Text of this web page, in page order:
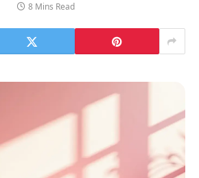
8 Mins Read